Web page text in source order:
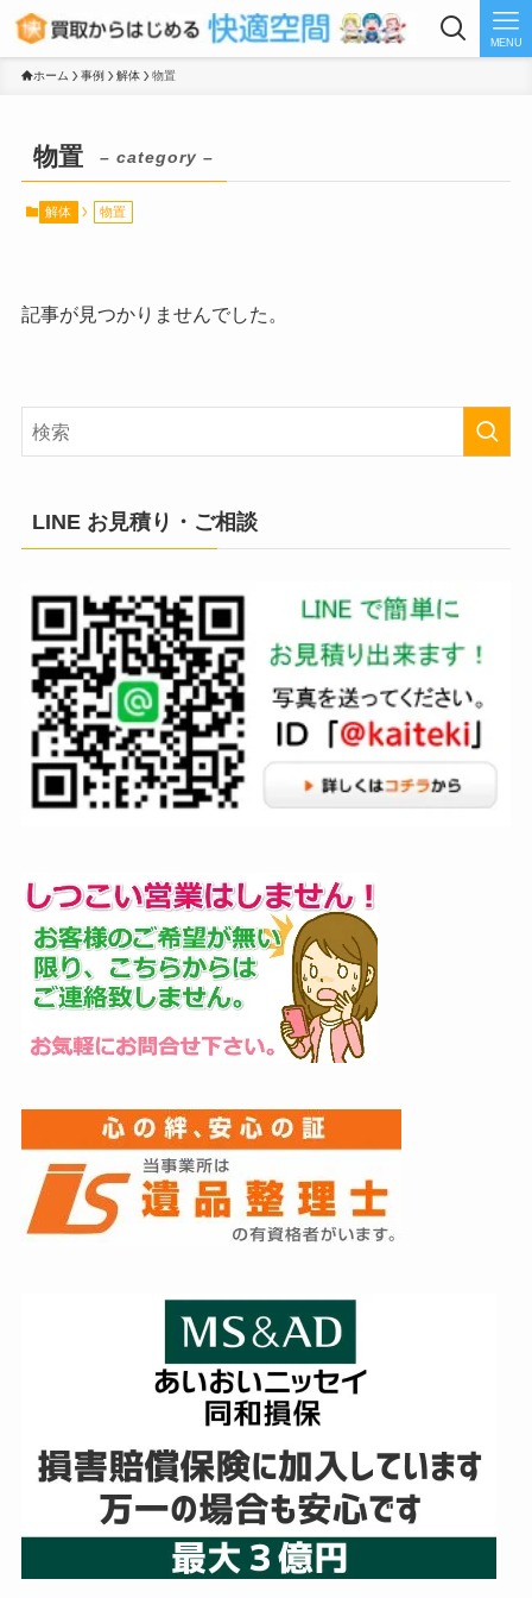
MENU
ホーム 事例 解体 物置
物置 – category –
解体 物置
記事が見つかりませんでした。
LINE お見積り・ご相談